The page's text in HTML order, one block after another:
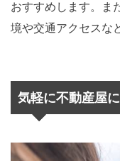
おすすめします。ま
境や交通アクセスな
気軽に不動産屋